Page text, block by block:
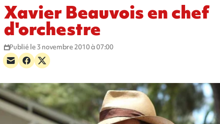
Xavier Beauvois en chef
d'orchestre
Publié le 3 novembre 2010 à 07:00